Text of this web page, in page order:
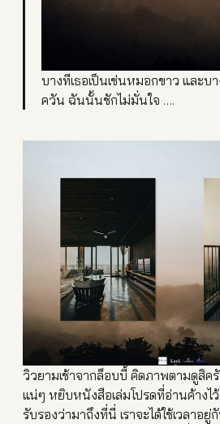
บางทีเธอเป็นเช่นหมอกขาว และบ
ควัน ฉันนั้นชักไม่มั่นใจ ….
วิวยามเช้าจากล็อบบี้ คิดภาพตามดูสิ
แน่ๆ หยิบหนังสือเล่มโปรดที่อ่านค้างไ
รับรองว่ามาถึงที่นี่ เราจะได้ใช้เวลาอยู่